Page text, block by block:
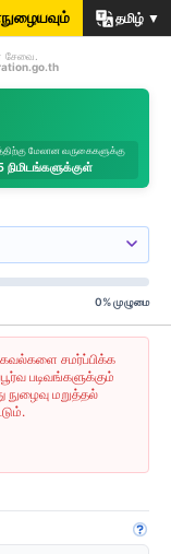
தமிழ் ▼
சேவை.
மேலான வருகைகளுக்கு
நிமிடங்களுக்குள்
0%முழுமை
சமர்ப்பிக்க
படிவங்களுக்கும்
மறுத்தல்